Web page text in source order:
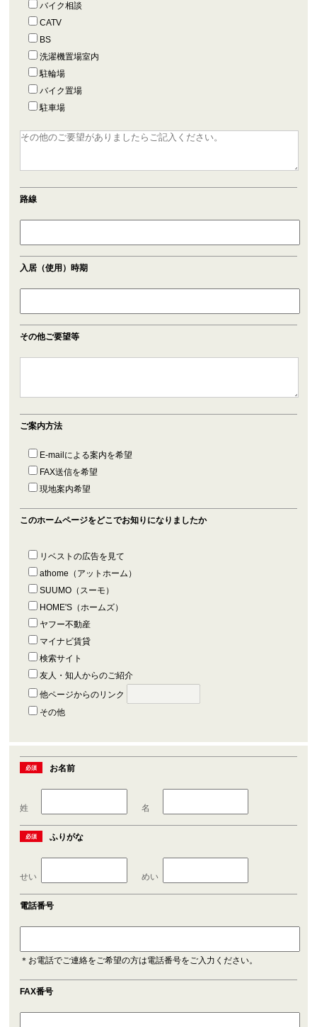
バイク相談
CATV
BS
洗濯機置場室内
駐輪場
バイク置場
駐車場
路線
入居（使用）時期
その他ご要望等
ご案内方法
E-mailによる案内を希望
FAX送信を希望
現地案内希望
このホームページをどこでお知りになりましたか
リベストの広告を見て
athome（アットホーム）
SUUMO（スーモ）
HOME'S（ホームズ）
ヤフー不動産
マイナビ賃貸
検索サイト
友人・知人からのご紹介
他ページからのリンク
その他
必須 お名前
姓 名
必須 ふりがな
せい めい
電話番号
＊お電話でご連絡をご希望の方は電話番号をご入力ください。
FAX番号